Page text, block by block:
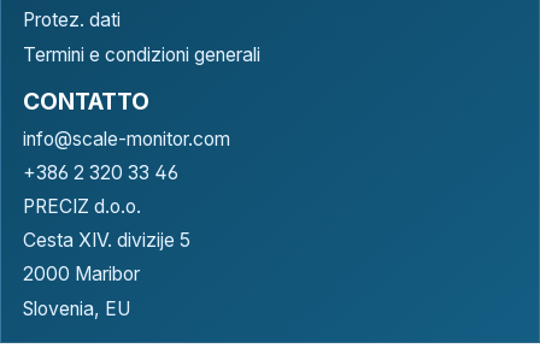
Protez. dati
Termini e condizioni generali
CONTATTO
info@scale-monitor.com
+386 2 320 33 46
PRECIZ d.o.o.
Cesta XIV. divizije 5
2000 Maribor
Slovenia, EU